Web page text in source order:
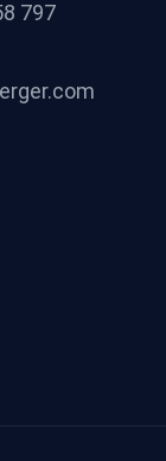
797